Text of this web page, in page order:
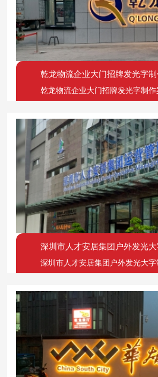
乾龙物流企业大门招牌发光字
乾龙物流企业大门招牌发光字制作
深圳市人才安居集团户外发光大
深圳市人才安居集团户外发光大字